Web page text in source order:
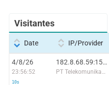
Visitantes
Date IP/Provider
4/8/26
23:56:52
10s
182.8.68.59:15378
PT Telekomunikasi Selular Indonesia